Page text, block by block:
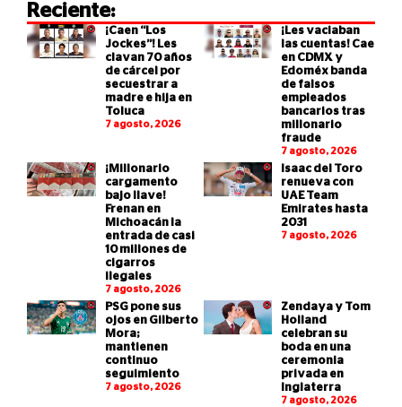
Reciente:
¡Caen “Los
Jockes”! Les
clavan 70 años
de cárcel por
secuestrar a
madre e hija en
Toluca
7 agosto, 2026
¡Les vaciaban
las cuentas! Cae
en CDMX y
Edoméx banda
de falsos
empleados
bancarios tras
millonario
fraude
7 agosto, 2026
¡Millonario
cargamento
bajo llave!
Frenan en
Michoacán la
entrada de casi
10 millones de
cigarros
ilegales
7 agosto, 2026
Isaac del Toro
renueva con
UAE Team
Emirates hasta
2031
7 agosto, 2026
PSG pone sus
ojos en Gilberto
Mora;
mantienen
continuo
seguimiento
7 agosto, 2026
Zendaya y Tom
Holland
celebran su
boda en una
ceremonia
privada en
Inglaterra
7 agosto, 2026